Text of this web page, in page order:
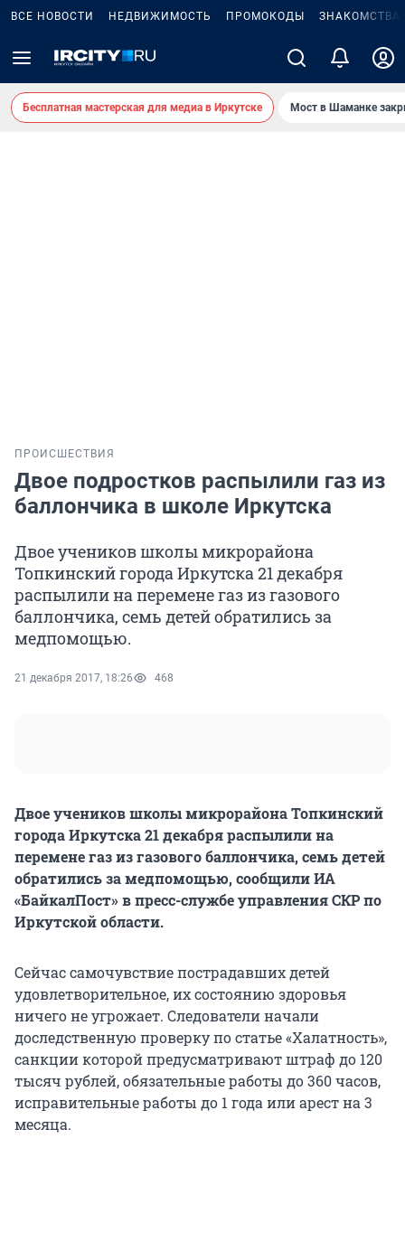
ВСЕ НОВОСТИ НЕДВИЖИМОСТЬ ПРОМОКОДЫ ЗНАКОМСТВА
Бесплатная мастерская для медиа в Иркутске Мост в Шаманке
ПРОИСШЕСТВИЯ
Двое подростков распылили газ из
баллончика в школе Иркутска
Двое учеников школы микрорайона
Топкинский города Иркутска 21 декабря
распылили на перемене газ из газового
баллончика, семь детей обратились за
медпомощью.
21 декабря 2017, 18:26 468
Двое учеников школы микрорайона Топкинский
города Иркутска 21 декабря распылили на
перемене газ из газового баллончика, семь детей
обратились за медпомощью, сообщили ИА
«БайкалПост» в пресс-службе управления СКР по
Иркутской области.
Сейчас самочувствие пострадавших детей
удовлетворительное, их состоянию здоровья
ничего не угрожает. Следователи начали
доследственную проверку по статье «Халатность»,
санкции которой предусматривают штраф до 120
тысяч рублей, обязательные работы до 360 часов,
исправительные работы до 1 года или арест на 3
месяца.